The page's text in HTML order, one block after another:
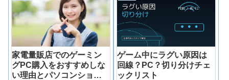
家電量販店でのゲーミン
グPC購入をおすすめしな
い理由とパソコンショッ
ゲーム中にラグい原因は
回線？PC？切り分けチェ
ックリスト